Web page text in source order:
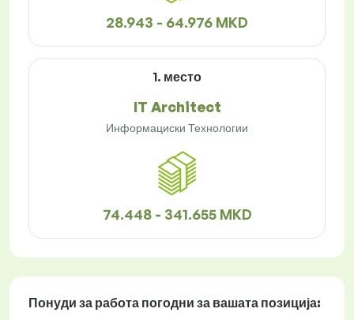
28.943 - 64.976 MKD
1. место
IT Architect
Информациски Технологии
74.448 - 341.655 MKD
Понуди за работа погодни за вашата позиција: